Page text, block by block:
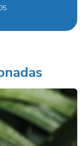
em campinas